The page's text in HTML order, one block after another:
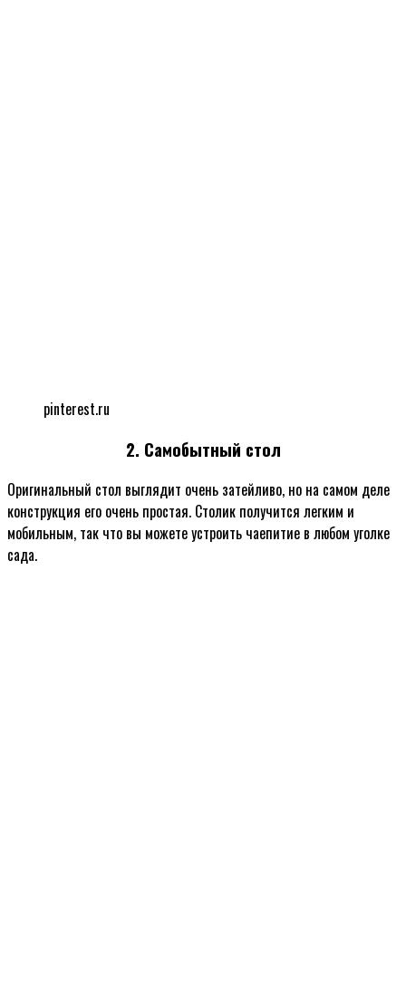
pinterest.ru
2. Самобытный стол
Оригинальный стол выглядит очень затейливо, но на самом деле
конструкция его очень простая. Столик получится легким и
мобильным, так что вы можете устроить чаепитие в любом уголке
сада.